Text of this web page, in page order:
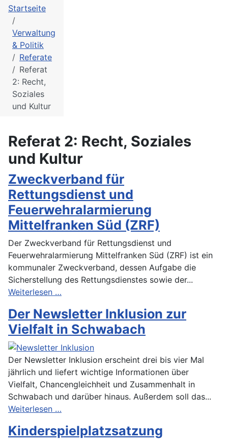
Startseite
Verwaltung
& Politik
Referate
Referat
2: Recht,
Soziales
und Kultur
Referat 2: Recht, Soziales
und Kultur
Zweckverband für
Rettungsdienst und
Feuerwehralarmierung
Mittelfranken Süd (ZRF)
Der Zweckverband für Rettungsdienst und
Feuerwehralarmierung Mittelfranken Süd (ZRF) ist ein
kommunaler Zweckverband, dessen Aufgabe die
Sicherstellung des Rettungsdienstes sowie der...
Weiterlesen …
Der Newsletter Inklusion zur
Vielfalt in Schwabach
Der Newsletter Inklusion erscheint drei bis vier Mal
jährlich und liefert wichtige Informationen über
Vielfalt, Chancengleichheit und Zusammenhalt in
Schwabach und darüber hinaus. Außerdem soll das...
Weiterlesen …
Kinderspielplatzsatzung